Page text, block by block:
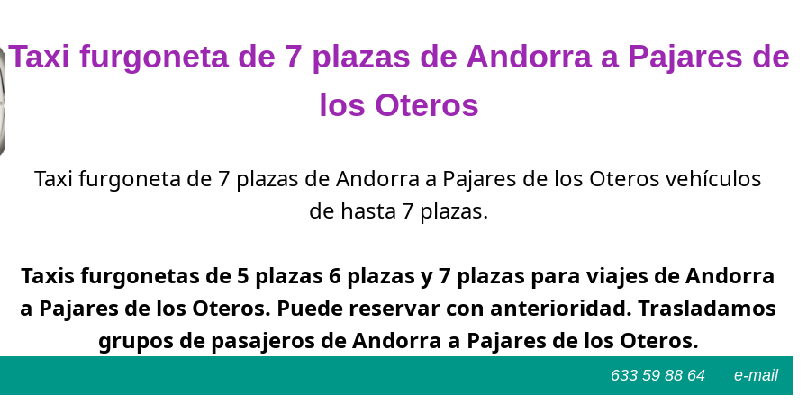
Taxi furgoneta de 7 plazas de Andorra a Pajares de
los Oteros
Taxi furgoneta de 7 plazas de Andorra a Pajares de los Oteros vehículos
de hasta 7 plazas.
Taxis furgonetas de 5 plazas 6 plazas y 7 plazas para viajes de Andorra
a Pajares de los Oteros. Puede reservar con anterioridad. Trasladamos
grupos de pasajeros de Andorra a Pajares de los Oteros.
e-mail
633 59 88 64